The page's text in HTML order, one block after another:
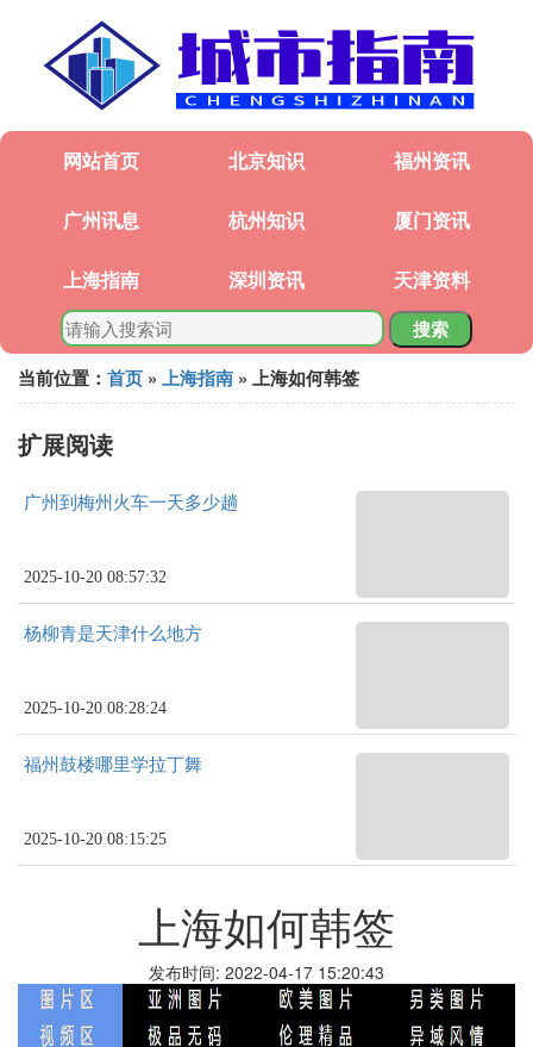
网站首页 北京知识 福州资讯
广州讯息 杭州知识 厦门资讯
上海指南 深圳资讯 天津资料
搜索
当前位置： 首页 » 上海指南 » 上海如何韩签
扩展阅读
广州到梅州火车一天多少趟
2025-10-20 08:57:32
杨柳青是天津什么地方
2025-10-20 08:28:24
福州鼓楼哪里学拉丁舞
2025-10-20 08:15:25
上海如何韩签
发布时间: 2022-04-17 15:20:43